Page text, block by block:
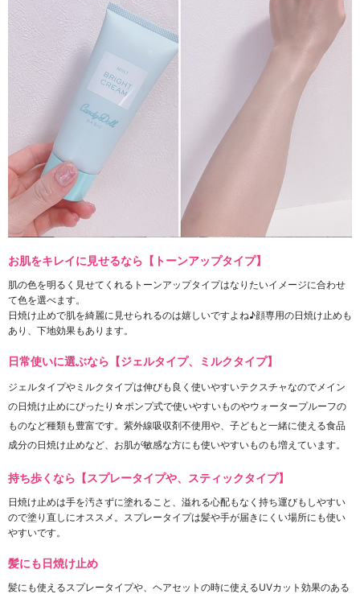
お肌をキレイに見せるなら【トーンアップタイプ】
肌の色を明るく見せてくれるトーンアップタイプはなりたいイメージに合わせ
て色を選べます。
日焼け止めで肌を綺麗に見せられるのは嬉しいですよね♪顔専用の日焼け止めも
あり、下地効果もあります。
日常使いに選ぶなら【ジェルタイプ、ミルクタイプ】
ジェルタイプやミルクタイプは伸びも良く使いやすいテクスチャなのでメイン
の日焼け止めにぴったり☆ポンプ式で使いやすいものやウォータープルーフの
ものなど種類も豊富です。紫外線吸収剤不使用や、子どもと一緒に使える食品
成分の日焼け止めなど、お肌が敏感な方にも使いやすいものも増えています。
持ち歩くなら【スプレータイプや、スティックタイプ】
日焼け止めは手を汚さずに塗れること、溢れる心配もなく持ち運びもしやすい
ので塗り直しにオススメ。スプレータイプは髪や手が届きにくい場所にも使い
やすいです。
髪にも日焼け止め
髪にも使えるスプレータイプや、ヘアセットの時に使えるUVカット効果のある